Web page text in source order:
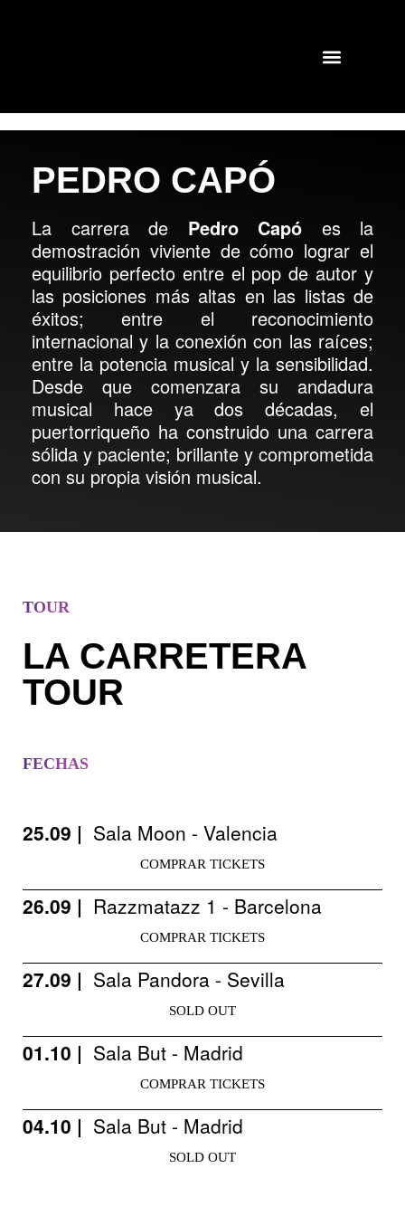
PEDRO CAPÓ
La carrera de Pedro Capó es la
demostración viviente de cómo lograr el
equilibrio perfecto entre el pop de autor y
las posiciones más altas en las listas de
éxitos; entre el reconocimiento
internacional y la conexión con las raíces;
entre la potencia musical y la sensibilidad.
Desde que comenzara su andadura
musical hace ya dos décadas, el
puertorriqueño ha construido una carrera
sólida y paciente; brillante y comprometida
con su propia visión musical.
TOUR
LA CARRETERA
TOUR
FECHAS
25.09 | Sala Moon - Valencia
COMPRAR TICKETS
26.09 | Razzmatazz 1 - Barcelona
COMPRAR TICKETS
27.09 | Sala Pandora - Sevilla
SOLD OUT
01.10 | Sala But - Madrid
COMPRAR TICKETS
04.10 | Sala But - Madrid
SOLD OUT